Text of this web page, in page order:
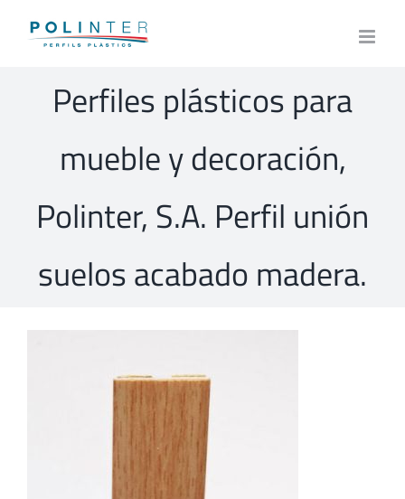
Perfiles plásticos para
mueble y decoración,
Polinter, S.A. Perfil unión
suelos acabado madera.